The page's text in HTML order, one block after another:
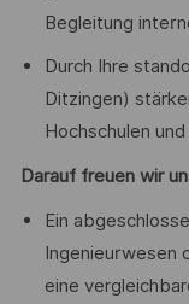
Begleitung
Durch Ihre
Ditzingen)
Hochschulen
Darauf freuen wir
Ein
Ingenieurwesen
eine